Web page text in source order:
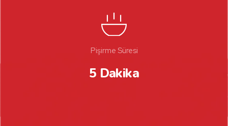
Pişirme Süresi
5 Dakika